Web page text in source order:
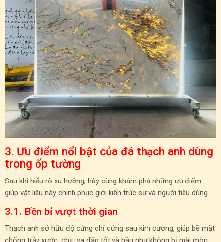
3. Ưu điểm nổi bật của đá thạch anh dùng
trong ốp tường
Sau khi hiểu rõ xu hướng, hãy cùng khám phá những ưu điểm
giúp vật liệu này chinh phục giới kiến trúc sư và người tiêu dùng.
3.1. Bền bỉ vượt thời gian
Thạch anh sở hữu độ cứng chỉ đứng sau kim cương, giúp bề mặt
chống trầy xước, chịu va đập tốt và hầu như không bị mài mòn.